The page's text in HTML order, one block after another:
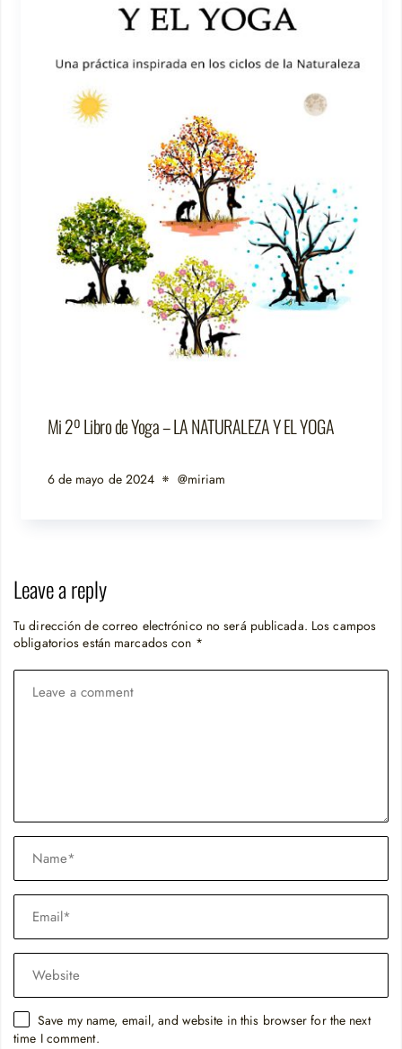
Mi 2º Libro de Yoga – LA NATURALEZA Y EL YOGA
6 de mayo de 2024 @miriam
Leave a reply
Tu dirección de correo electrónico no será publicada. Los campos
obligatorios están marcados con *
Save my name, email, and website in this browser for the next
time I comment.